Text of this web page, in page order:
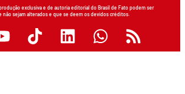
exclusiva e de autoria editorial do Brasil de Fato podem ser
não sejam alterados e que se deem os devidos créditos.